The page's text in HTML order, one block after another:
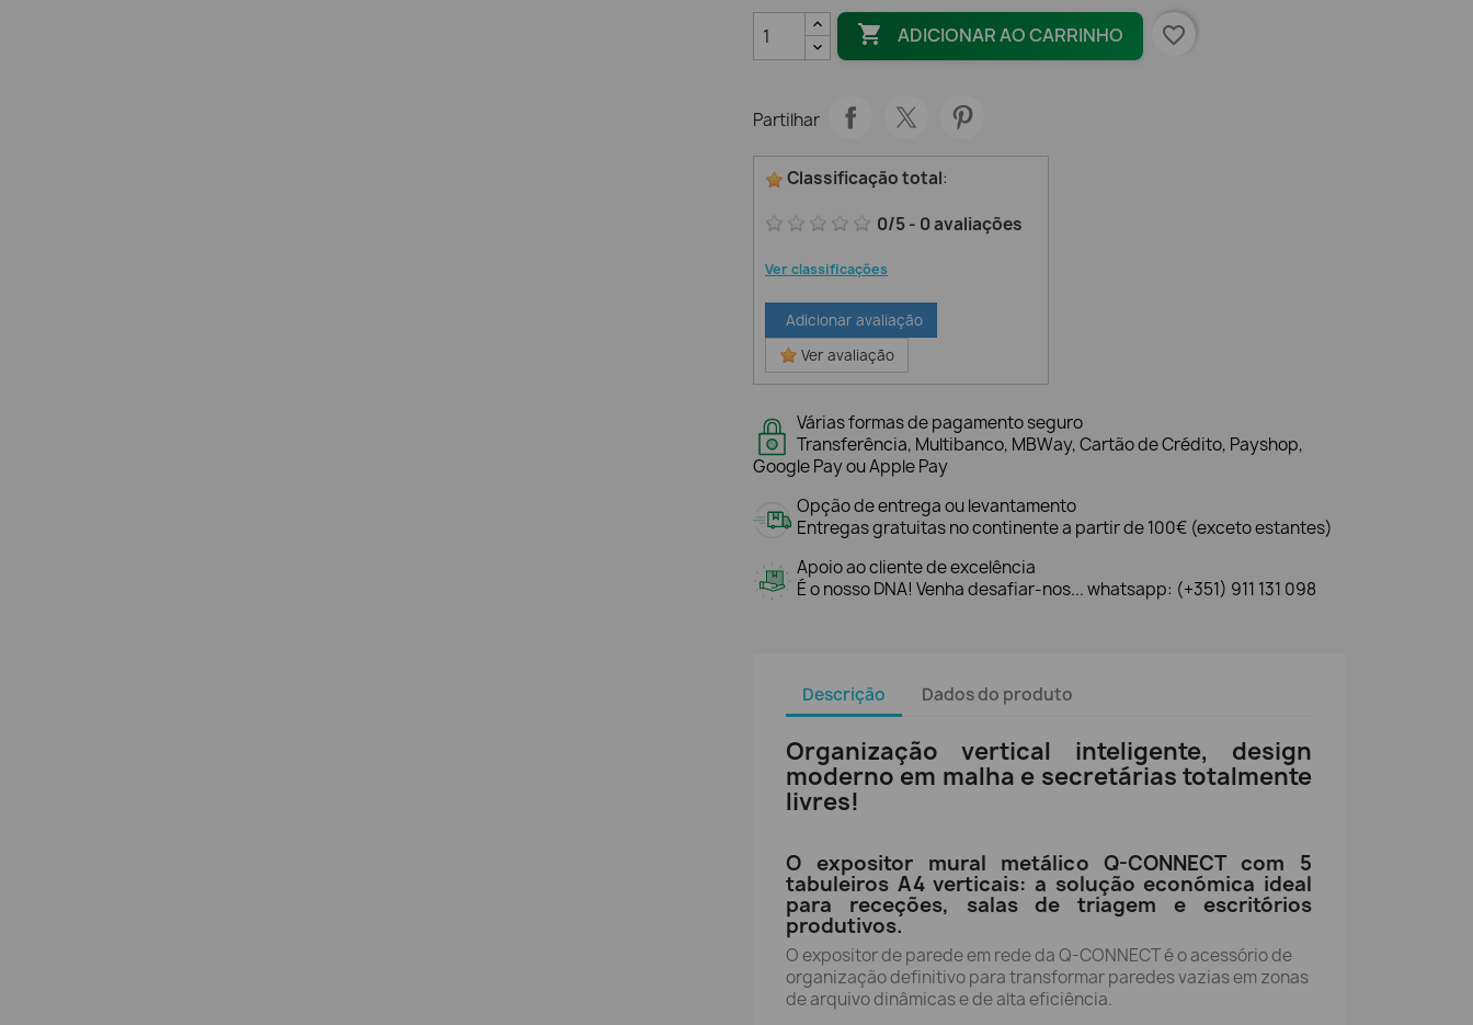
 ADICIONAR AO CARRINHO favorite_border
Partilhar
Classificação total:
0/5- 0avaliações
Ver classificações
Adicionar avaliação
Ver avaliação
Várias formas de pagamento seguro
Transferência, Multibanco, MBWay, Cartão de Crédito, Payshop,
Google Pay ou Apple Pay
Opção de entrega ou levantamento
Entregas gratuitas no continente a partir de 100€ (exceto estantes)
Apoio ao cliente de excelência
É o nosso DNA! Venha desafiar-nos... whatsapp: (+351) 911 131 098
Descrição Dados do produto
Organização vertical inteligente, design
moderno em malha e secretárias totalmente
livres!
O expositor mural metálico Q-CONNECT com 5
tabuleiros A4 verticais: a solução económica ideal
para receções, salas de triagem e escritórios
produtivos.
O expositor de parede em rede da Q-CONNECT é o acessório de
organização definitivo para transformar paredes vazias em zonas
de arquivo dinâmicas e de alta eficiência.